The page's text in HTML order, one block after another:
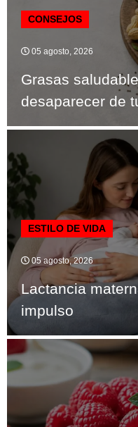
CONSEJOS
05 agosto, 2026
Grasas
desaparecer de
ESTILO DE VIDA
05 agosto, 2026
Lactancia
impulso